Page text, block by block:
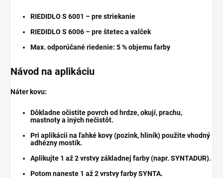
RIEDIDLO S 6001 – pre striekanie
RIEDIDLO S 6006 – pre štetec a valček
Max. odporúčané riedenie: 5 % objemu farby
Návod na aplikáciu
Náter kovu:
Dôkladne očistite povrch od hrdze, okují, prachu,
mastnoty a iných nečistôt.
Pri aplikácii na ľahké kovy (pozink, hliník) použite vhodný
adhézny mostík.
Aplikujte 1 až 2 vrstvy základnej farby(napr. SYNTADUR).
Potom naneste 1 až 2 vrstvy farby SYNTA.